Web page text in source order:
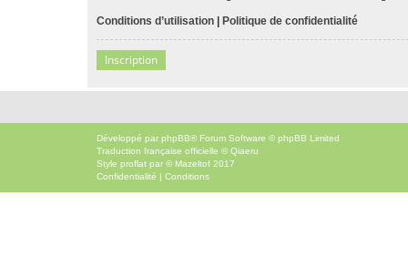
Conditions d’utilisation | Politique de confidentialité
Inscription
Développé par phpBB® Forum Software © phpBB Limited
Traduction française officielle ©Qiaeru
Style proflat par © Mazeltof 2017
Confidentialité | Conditions